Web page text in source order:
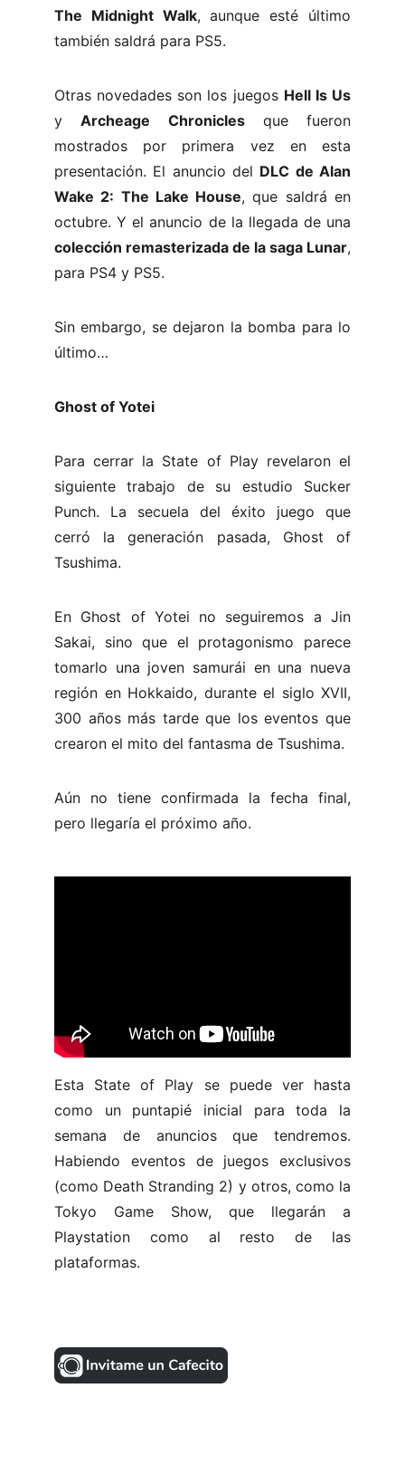
The Midnight Walk, aunque esté último
también saldrá para PS5.
Otras novedades son los juegos Hell Is Us
yArcheage Chroniclesque fueron
mostrados por primera vez en esta
presentación. El anuncio del DLC de Alan
Wake 2: The Lake House, que saldrá en
octubre. Y el anuncio de la llegada de una
colección remasterizada de la saga Lunar,
para PS4 y PS5.
Sin embargo, se dejaron la bomba para lo
último…
Ghost of Yotei
Para cerrar la State of Play revelaron el
siguiente trabajo de su estudio Sucker
Punch. La secuela del éxito juego que
cerró la generación pasada, Ghost of
Tsushima.
En Ghost of Yotei no seguiremos a Jin
Sakai, sino que el protagonismo parece
tomarlo una joven samurái en una nueva
región en Hokkaido, durante el siglo XVII,
300 años más tarde que los eventos que
crearon el mito del fantasma de Tsushima.
Aún no tiene confirmada la fecha final,
pero llegaría el próximo año.
Esta State of Play se puede ver hasta
como un puntapié inicial para toda la
semana de anuncios que tendremos.
Habiendo eventos de juegos exclusivos
(como Death Stranding 2) y otros, como la
Tokyo Game Show, que llegarán a
Playstation como al resto de las
plataformas.